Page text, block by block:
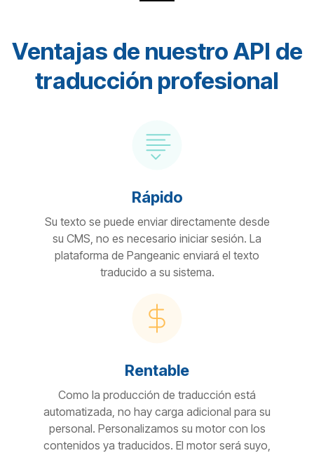
Ventajas de nuestro API de
traducción profesional
Rápido
Su texto se puede enviar directamente desde
su CMS, no es necesario iniciar sesión. La
plataforma de Pangeanic enviará el texto
traducido a su sistema.
Rentable
Como la producción de traducción está
automatizada, no hay carga adicional para su
personal. Personalizamos su motor con los
contenidos ya traducidos. El motor será suyo,